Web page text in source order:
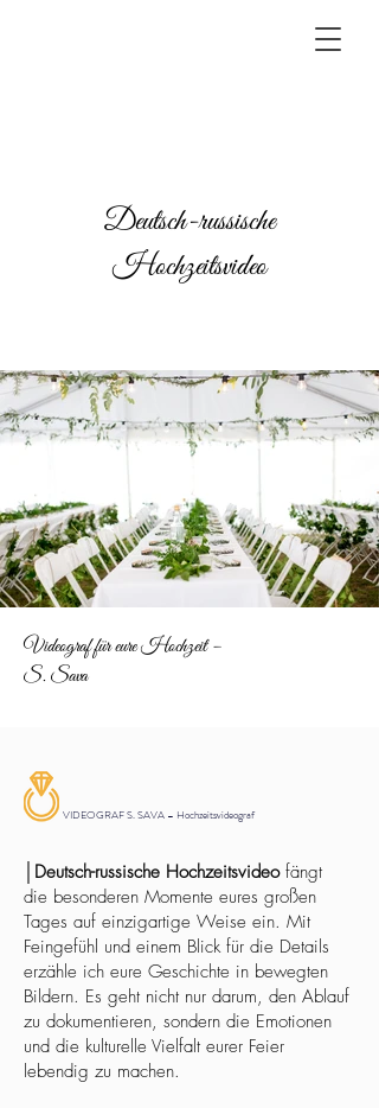
Deutsch-russische
Hochzeitsvideo
Videograf für eure Hochzeit –
S. Sava
VIDEOGRAF S. SAVA – Hochzeitsvideograf
Deutsch-russische Hochzeitsvideofängt
die besonderen Momente eures großen
Tages auf einzigartige Weise ein. Mit
Feingefühl und einem Blick für die Details
erzähle ich eure Geschichte in bewegten
Bildern. Es geht nicht nur darum, den Ablauf
zu dokumentieren, sondern die Emotionen
und die kulturelle Vielfalt eurer Feier
lebendig zu machen.